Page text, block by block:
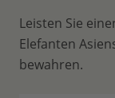
Leisten Sie
Elefanten
bewahren.